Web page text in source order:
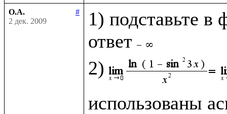
О.А.
#
2 дек. 2009
1) подставьте в
ответ
2)
использованы